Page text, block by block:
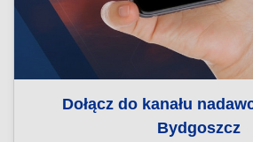
Dołącz do kanału
Bydgoszcz